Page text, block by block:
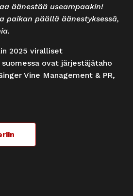
äänestää useampaakin!
paikan päällä äänestyksessä,
2025 viralliset
ovat järjestäjätaho
Vine Management & PR,